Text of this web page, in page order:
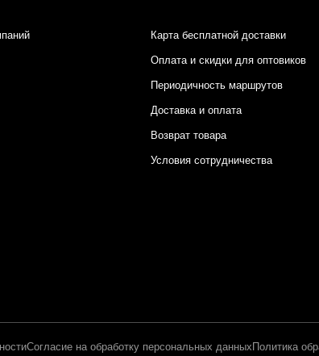
Карта бесплатной доставки
Оплата и скидки для оптовиков
Периодичность маршрутов
Доставка и оплата
Возврат товара
Условия сотрудничества
Согласие на обработку персональных данных Политика